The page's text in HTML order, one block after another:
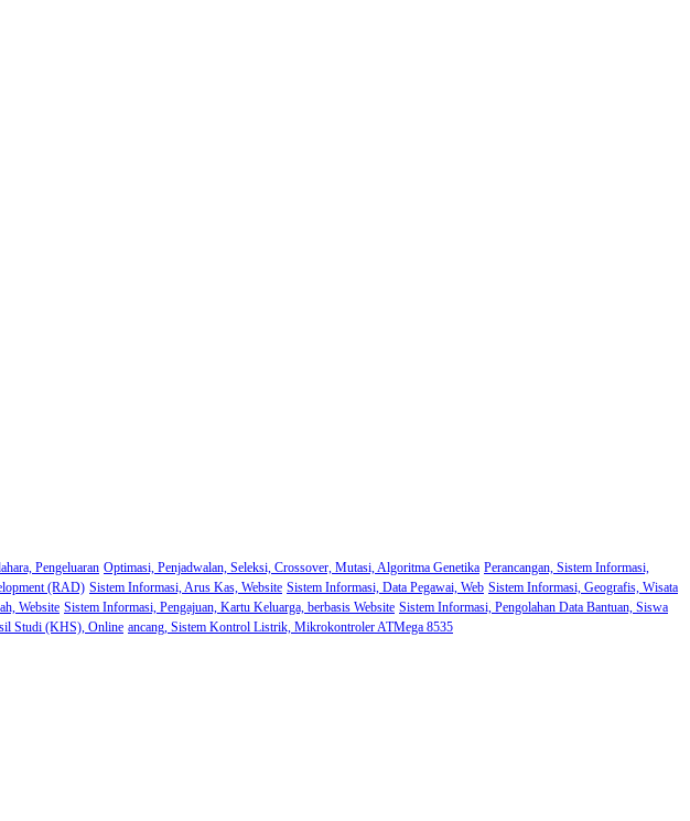
Pengeluaran Optimasi, Penjadwalan, Seleksi, Crossover, Mutasi, Algoritma Genetika Perancangan, Sistem Informasi,
(RAD) Sistem Informasi, Arus Kas, Website Sistem Informasi, Data Pegawai, Web Sistem Informasi, Geografis, Wisata
Website Sistem Informasi, Pengajuan, Kartu Keluarga, berbasis Website Sistem Informasi, Pengolahan Data Bantuan, Siswa
Studi (KHS), Online ancang, Sistem Kontrol Listrik, Mikrokontroler ATMega 8535